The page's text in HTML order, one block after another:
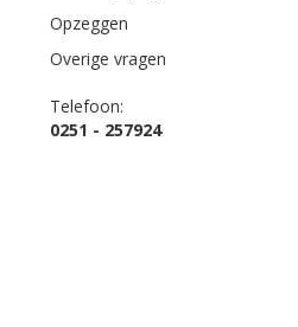
Opzeggen
Overige vragen
Telefoon:
0251 - 257924